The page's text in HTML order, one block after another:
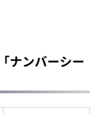
ナンバーシー